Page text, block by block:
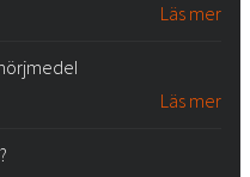
Läs mer
Läs mer